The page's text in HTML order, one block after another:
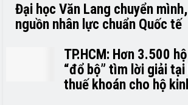
Đại học Văn Lang chuyển
nguồn nhân lực chuẩn Quốc tế
TP.HCM: Hơn 3.500
“đổ bộ” tìm lời giải
thuế khoán cho hộ